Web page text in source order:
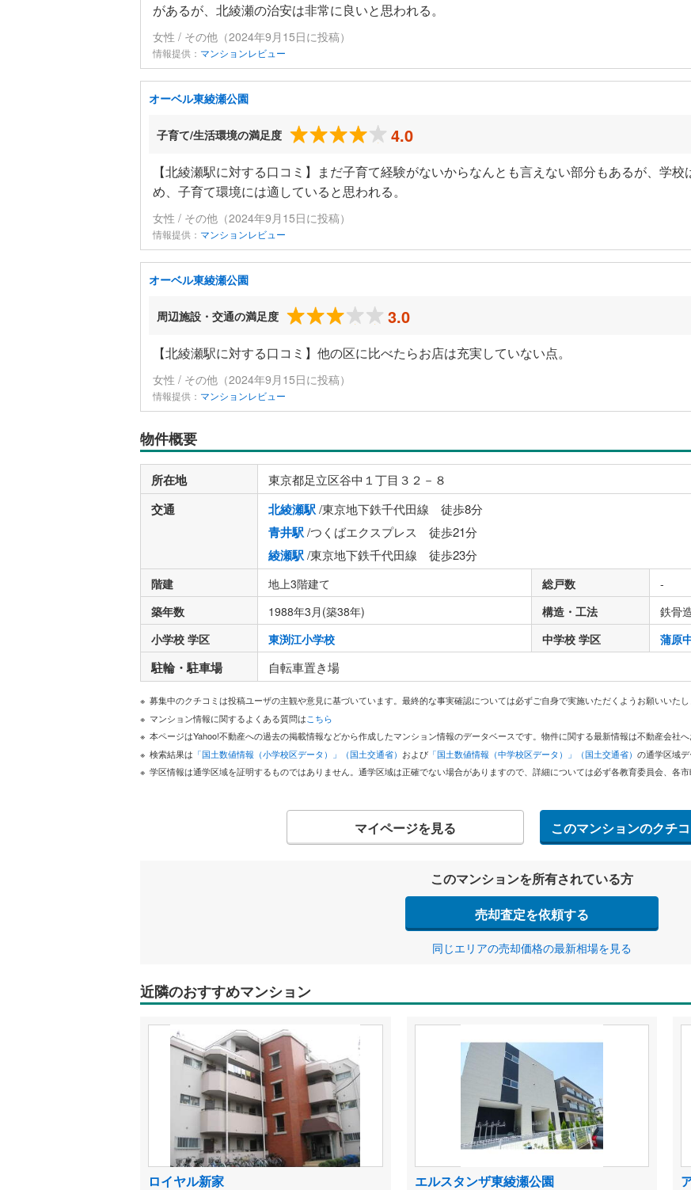
があるが、北綾瀬の治安は非常に良いと思われる。
女性 / その他（2024年9月15日に投稿）
情報提供： マンションレビュー
オーベル東綾瀬公園
子育て/生活環境の満足度 4.0
【北綾瀬駅に対する口コミ】まだ子育て経験がないからなんとも言えない部分もあるが、学
め、子育て環境には適していると思われる。
女性 / その他（2024年9月15日に投稿）
情報提供： マンションレビュー
オーベル東綾瀬公園
周辺施設・交通の満足度 3.0
【北綾瀬駅に対する口コミ】他の区に比べたらお店は充実していない点。
女性 / その他（2024年9月15日に投稿）
情報提供： マンションレビュー
物件概要
所在地 東京都足立区谷中１丁目３２－８
交通 北綾瀬駅/東京地下鉄千代田線 徒歩8分
青井駅/つくばエクスプレス 徒歩21分
綾瀬駅/東京地下鉄千代田線 徒歩23分
階建 地上3階建て 総戸数
-
築年数
1988年3月(築38年) 構造・工法
鉄骨
小学校 学区
東渕江小学校 中学校 学区 蒲原
駐輪・駐車場 自転車置き場
募集中のクチコミは投稿ユーザの主観や意見に基づいています。最終的な事実確認については必ずご自身で実施いただくようお願いいたし
マンション情報に関するよくある質問はこちら
本ページはYahoo!不動産への過去の掲載情報などから作成したマンション情報のデータベースです。物件に関する最新情報は不動産会社へ
検索結果は 「国土数値情報（小学校区データ）」（国土交通省） および 「国土数値情報（中学校区データ）」（国土交通省） の通学区域
学区情報は通学区域を証明するものではありません。通学区域は正確でない場合がありますので、詳細については必ず各教育委員会、各市
マイページを見る このマンションのクチ
このマンションを所有されている方
売却査定を依頼する
同じエリアの売却価格の最新相場を見る
近隣のおすすめマンション
ロイヤル新家 エルスタンザ東綾瀬公園